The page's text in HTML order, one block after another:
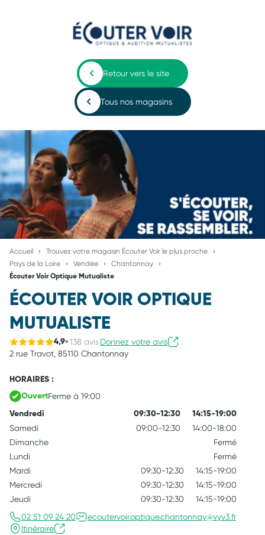
Retour vers le site
Tous nos magasins
Accueil
Trouvez votre magasin Écouter Voir le plus proche
Pays de la Loire
Vendée Chantonnay
Écouter Voir Optique Mutualiste
ÉCOUTER VOIR OPTIQUE
MUTUALISTE
4,9 138 avisDonnez votre avis
2 rue Travot, 85110 Chantonnay
HORAIRES :
OuvertFerme à 19:00
Vendredi 09:30-12:30 14:15-19:00
Samedi 09:00-12:30
14:00-18:00
Dimanche
Fermé
Lundi
Fermé
Mardi
09:30-12:30
14:15-19:00
Mercredi
09:30-12:30
14:15-19:00
Jeudi
09:30-12:30
14:15-19:00
02 51 09 24 20
ecoutervoir.optique.chantonnay@vyv3.fr
Itinéraire